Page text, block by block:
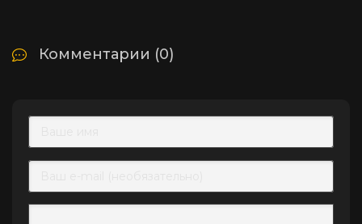
Комментарии (0)